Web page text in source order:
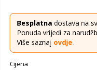
Besplatna dostava na
Ponuda vrijedi za
Više saznaj ovdje.
Cijena